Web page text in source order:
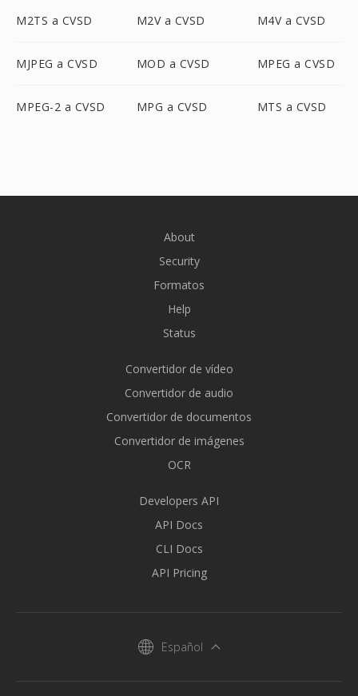
M2TS a CVSD M2V a CVSD M4V a CVSD
MJPEG a CVSD MOD a CVSD MPEG a CVSD
MPEG-2 a CVSD MPG a CVSD MTS a CVSD
About
Security
Formatos
Help
Status
Convertidor de vídeo
Convertidor de audio
Convertidor de documentos
Convertidor de imágenes
OCR
Developers API
API Docs
CLI Docs
API Pricing
Español